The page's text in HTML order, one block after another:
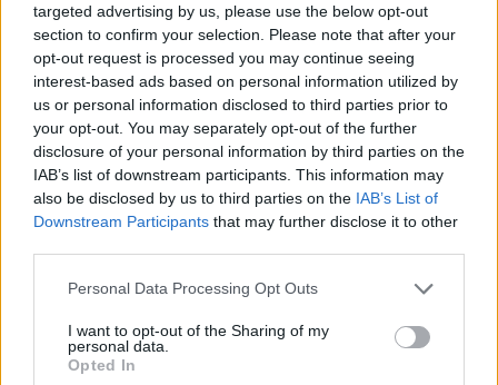
targeted advertising by us, please use the below opt-out
section to confirm your selection. Please note that after your
opt-out request is processed you may continue seeing
interest-based ads based on personal information utilized by
us or personal information disclosed to third parties prior to
your opt-out. You may separately opt-out of the further
disclosure of your personal information by third parties on the
IAB’s list of downstream participants. This information may
also be disclosed by us to third parties on the IAB’s List of
Downstream Participants that may further disclose it to other
Personal Data Processing Opt Outs
I want to opt-out of the Sharing of my
personal data.
Opted In
Ένα συλλεκτικό PlayStation 5
cover με σχέδια του LeBron
James κυκλοφορεί τις επόμενες
μέρες
Και η αντίδραση του θρυλικού
Ναταλία Πετρίτη
25.07.2023